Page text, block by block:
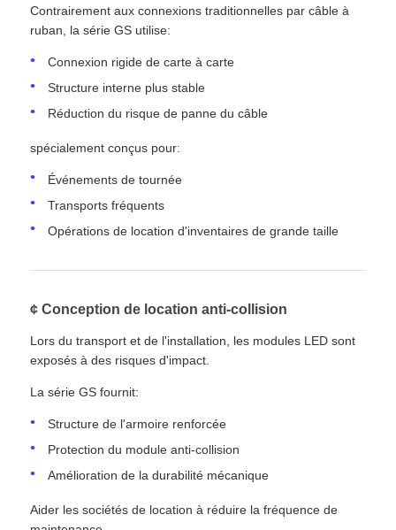
Contrairement aux connexions traditionnelles par câble à
ruban, la série GS utilise:
Connexion rigide de carte à carte
Structure interne plus stable
Réduction du risque de panne du câble
spécialement conçus pour:
Événements de tournée
Transports fréquents
Opérations de location d'inventaires de grande taille
¢ Conception de location anti-collision
Lors du transport et de l'installation, les modules LED sont
exposés à des risques d'impact.
La série GS fournit:
Structure de l'armoire renforcée
Protection du module anti-collision
Amélioration de la durabilité mécanique
Aider les sociétés de location à réduire la fréquence de